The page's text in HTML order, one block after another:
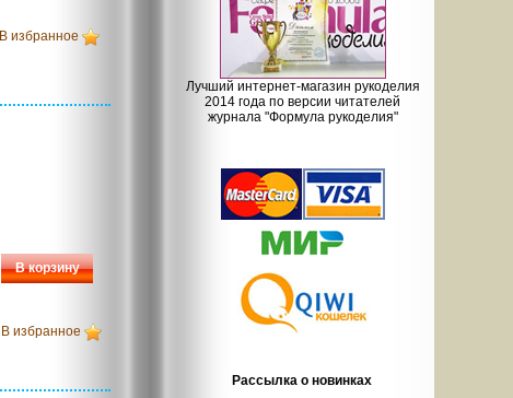
В избранное
В корзину
В избранное
Лучший интернет-магазин рукоделия
2014 года по версии читателей
журнала "Формула рукоделия"
Рассылка о новинках